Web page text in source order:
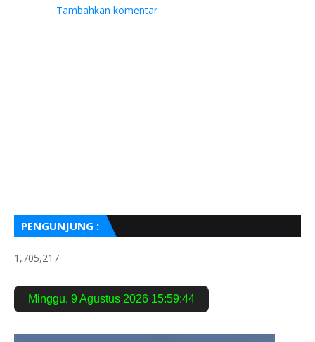
Tambahkan komentar
PENGUNJUNG :
1,705,217
Minggu, 9 Agustus 2026 15:59:46